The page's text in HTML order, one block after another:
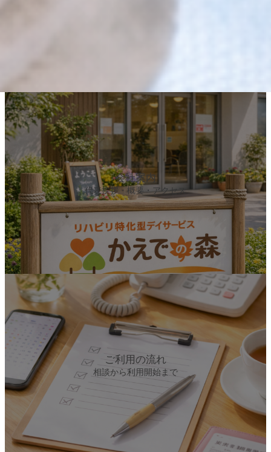
会社案内
代表挨拶・概要・アクセス
カ
バ
ー
リ
ン
ク
ご利用の流れ
相談から利用開始まで
リ
ン
ク